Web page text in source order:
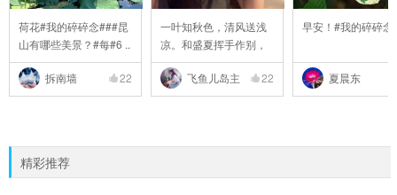
荷花#我的碎碎念###昆
山有哪些美景？#每#6 ..
拆南墙 22
一叶知秋色，清风送浅
凉。和盛夏挥手作别，
..
飞鱼儿岛主
22
早安！#我的碎碎念
夏晨东
精彩推荐